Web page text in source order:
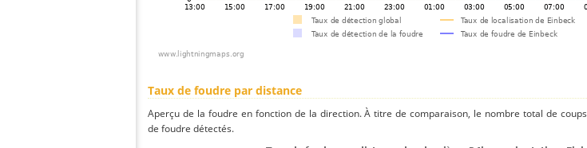
Taux de foudre par distance
Aperçu de la foudre en fonction de la direction. À titre de comparaison, le nombre total de coups
de foudre détectés.